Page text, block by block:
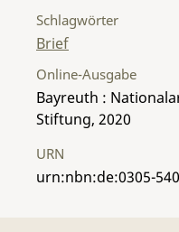
Schlagwörter
Brief
Online-Ausgabe
Bayreuth :
Stiftung, 2020
URN
urn:nbn:de:0305-